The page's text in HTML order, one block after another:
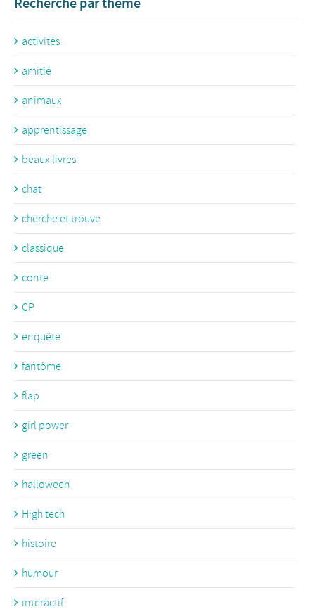
activités
amitié
animaux
apprentissage
beaux livres
chat
cherche et trouve
classique
conte
CP
enquête
fantôme
flap
girl power
green
halloween
High tech
histoire
humour
interactif